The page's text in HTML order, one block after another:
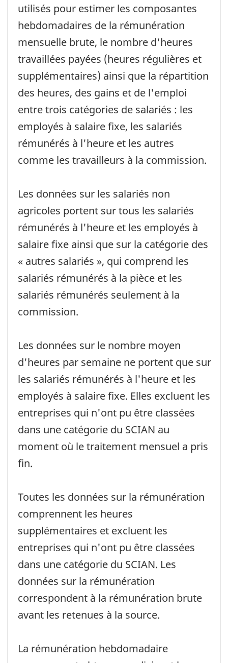
utilisés pour estimer les composantes
hebdomadaires de la rémunération
mensuelle brute, le nombre d'heures
travaillées payées (heures régulières et
supplémentaires) ainsi que la répartition
des heures, des gains et de l'emploi
entre trois catégories de salariés : les
employés à salaire fixe, les salariés
rémunérés à l'heure et les autres
comme les travailleurs à la commission.
Les données sur les salariés non
agricoles portent sur tous les salariés
rémunérés à l'heure et les employés à
salaire fixe ainsi que sur la catégorie des
« autres salariés », qui comprend les
salariés rémunérés à la pièce et les
salariés rémunérés seulement à la
commission.
Les données sur le nombre moyen
d'heures par semaine ne portent que sur
les salariés rémunérés à l'heure et les
employés à salaire fixe. Elles excluent les
entreprises qui n'ont pu être classées
dans une catégorie du SCIAN au
moment où le traitement mensuel a pris
fin.
Toutes les données sur la rémunération
comprennent les heures
supplémentaires et excluent les
entreprises qui n'ont pu être classées
dans une catégorie du SCIAN. Les
données sur la rémunération
correspondent à la rémunération brute
avant les retenues à la source.
La rémunération hebdomadaire